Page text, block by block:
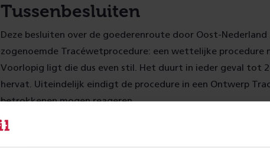
Tussenbesluiten
Deze besluiten over de goederenroute door Oost-Nederland
zogenoemde Tracéwetprocedure: een wettelijke procedure
Voorlopig ligt die dus even stil. Het duurt in ieder geval tot
hervat. Uiteindelijk eindigt de procedure in een Ontwerp
betrokkenen mogen reageren.